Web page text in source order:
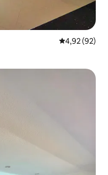
Gemiddelde
4,92 (92)